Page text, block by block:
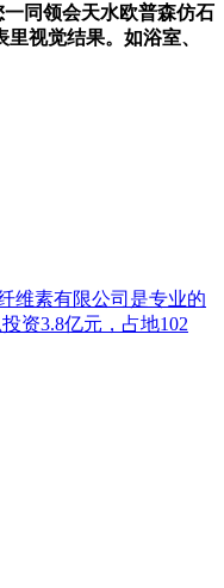
同领会天水欧普森仿石
视觉结果。如浴室、
维素有限公司是专业的
资3.8亿元，占地102